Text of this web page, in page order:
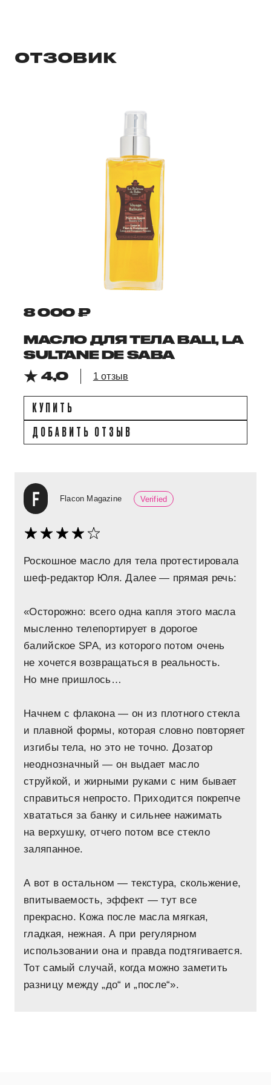
ОТЗОВИК
8 000 ₽
МАСЛО ДЛЯ ТЕЛА BALI, LA
SULTANE DE SABA
4,0
1 отзыв
КУПИТЬ
ДОБАВИТЬ ОТЗЫВ
Flacon Magazine Verified
Роскошное масло для тела протестировала
шеф-редактор Юля. Далее — прямая речь:
«Осторожно: всего одна капля этого масла
мысленно телепортирует в дорогое
балийское SPA, из которого потом очень
не хочется возвращаться в реальность.
Но мне пришлось…
Начнем с флакона — он из плотного стекла
и плавной формы, которая словно повторяет
изгибы тела, но это не точно. Дозатор
неоднозначный — он выдает масло
струйкой, и жирными руками с ним бывает
справиться непросто. Приходится покрепче
хвататься за банку и сильнее нажимать
на верхушку, отчего потом все стекло
заляпанное.
А вот в остальном — текстура, скольжение,
впитываемость, эффект — тут все
прекрасно. Кожа после масла мягкая,
гладкая, нежная. А при регулярном
использовании она и правда подтягивается.
Тот самый случай, когда можно заметить
разницу между „до“ и „после“».